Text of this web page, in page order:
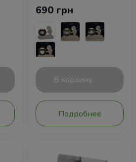
690 грн
В корзину
Подробнее